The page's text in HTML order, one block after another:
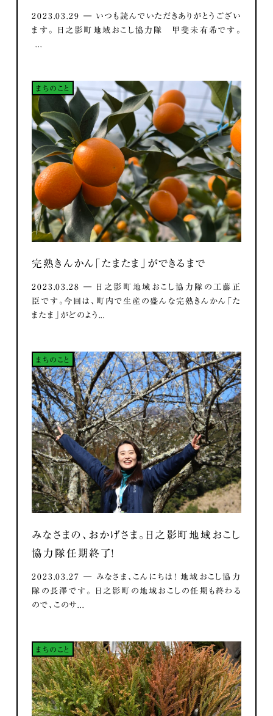
2023.03.29 ― いつも読んでいただきありがとうござい
ます。 日之影町地域おこし協力隊 甲斐未有希です。
まちのこと
完熟きんかん「たまたま」ができるまで
2023.03.28 ― 日之影町地域おこし協力隊の工藤正
臣です。今回は、町内で生産の盛んな完熟きんかん「た
またま」がどのよう...
まちのこと
みなさまの、おかげさま。日之影町地域おこし
協力隊任期終了！
2023.03.27 ― みなさま、こんにちは！ 地域おこし協力
隊の長澤です。 日之影町の地域おこしの任期も終わる
ので、このサ...
まちのこと